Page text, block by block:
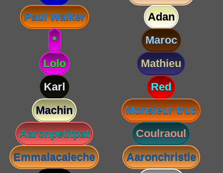
Paul Walker
Adan
*
Maroc
Lolo
Mathieu
Karl
Red
Machin
Monsieur truc
Aaronpetitpat
Coulraoul
Emmalacaleche
Aaronchristie